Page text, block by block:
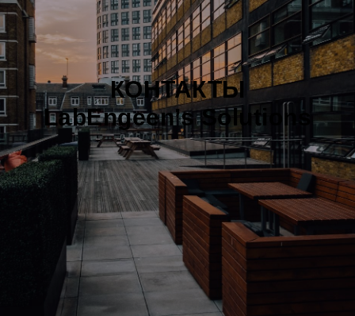
КОНТАКТЫ
LabEngeen’s Solutions